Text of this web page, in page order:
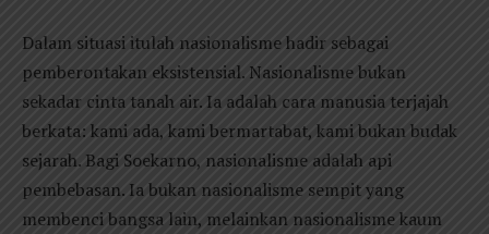
Dalam situasi itulah nasionalisme hadir sebagai
pemberontakan eksistensial. Nasionalisme bukan
sekadar cinta tanah air. Ia adalah cara manusia terjajah
berkata: kami ada, kami bermartabat, kami bukan budak
sejarah. Bagi Soekarno, nasionalisme adalah api
pembebasan. Ia bukan nasionalisme sempit yang
membenci bangsa lain, melainkan nasionalisme kaum